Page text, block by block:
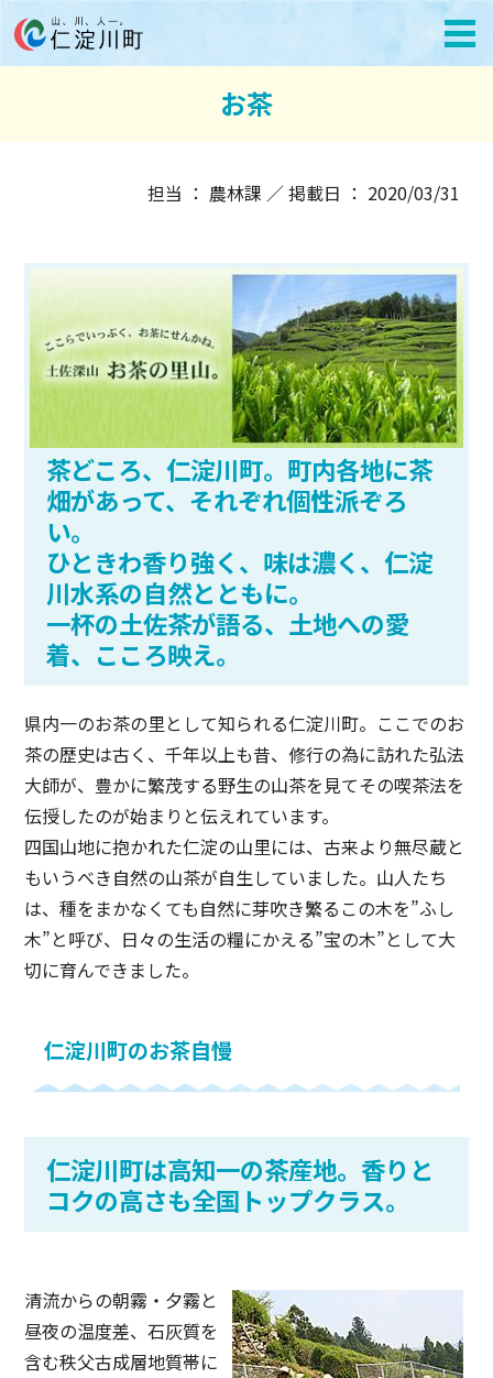
お茶
担当 ： 農林課 ／ 掲載日 ： 2020/03/31
茶どころ、仁淀川町。町内各地に茶
畑があって、それぞれ個性派ぞろ
い。
ひときわ香り強く、味は濃く、仁淀
川水系の自然とともに。
一杯の土佐茶が語る、土地への愛
着、こころ映え。
県内一のお茶の里として知られる仁淀川町。ここでのお
茶の歴史は古く、千年以上も昔、修行の為に訪れた弘法
大師が、豊かに繁茂する野生の山茶を見てその喫茶法を
伝授したのが始まりと伝えれています。
四国山地に抱かれた仁淀の山里には、古来より無尽蔵と
もいうべき自然の山茶が自生していました。山人たち
は、種をまかなくても自然に芽吹き繁るこの木を”ふし
木”と呼び、日々の生活の糧にかえる”宝の木”として大
切に育んできました。
仁淀川町のお茶自慢
仁淀川町は高知一の茶産地。香りと
コクの高さも全国トップクラス。
清流からの朝霧・夕霧と
昼夜の温度差、石灰質を
含む秩父古成層地質帯に